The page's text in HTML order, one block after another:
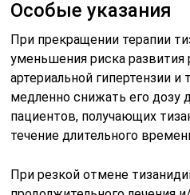
Особые указания
При прекращении терапии
уменьшения риска
артериальной гипертензии и
медленно снижать его дозу
пациентов, получающих
течение длительного
При резкой отмене